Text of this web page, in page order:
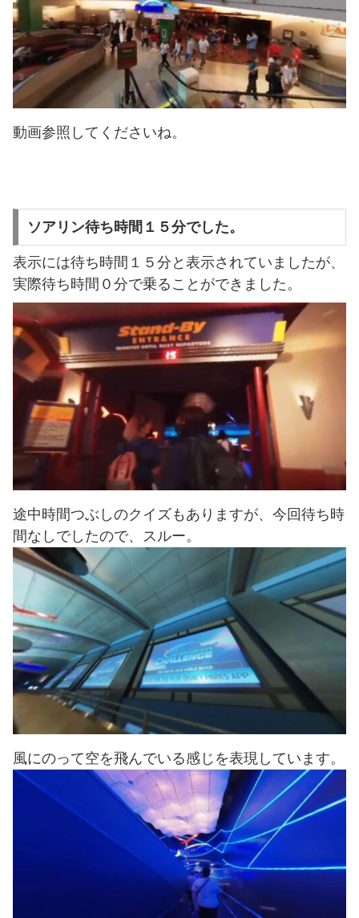
動画参照してくださいね。
ソアリン待ち時間１５分でした。
表示には待ち時間１５分と表示されていましたが、
実際待ち時間０分で乗ることができました。
途中時間つぶしのクイズもありますが、今回待ち時
間なしでしたので、スルー。
風にのって空を飛んでいる感じを表現しています。